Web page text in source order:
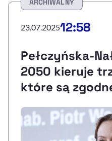
ARCHIWALNY
23.07.202512:58
Pełczyńska-
2050 kieruje
które są